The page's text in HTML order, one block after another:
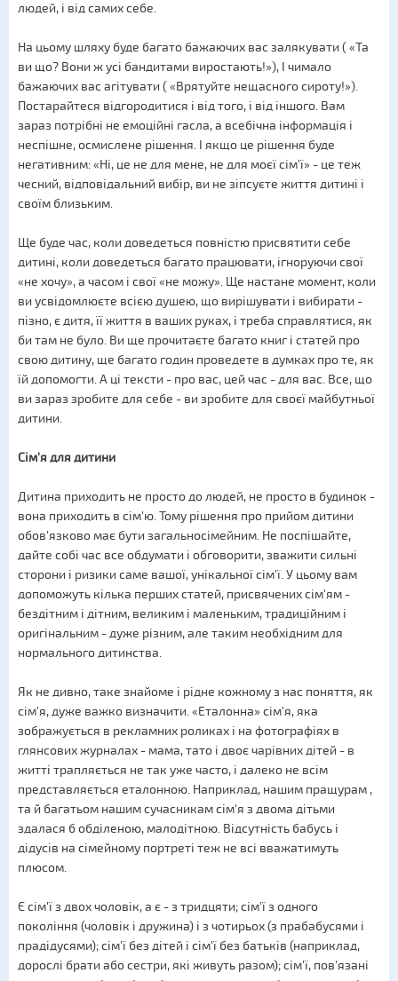
людей, і від самих себе.
На цьому шляху буде багато бажаючих вас залякувати ( «Та
ви що? Вони ж усі бандитами виростають!»), І чимало
бажаючих вас агітувати ( «Врятуйте нещасного сироту!»).
Постарайтеся відгородитися і від того, і від іншого. Вам
зараз потрібні не емоційні гасла, а всебічна інформація і
неспішне, осмислене рішення. І якщо це рішення буде
негативним: «Ні, це не для мене, не для моєї сім'ї» - це теж
чесний, відповідальний вибір, ви не зіпсуєте життя дитині і
своїм близьким.
Ще буде час, коли доведеться повністю присвятити себе
дитині, коли доведеться багато працювати, ігноруючи свої
«не хочу», а часом і свої «не можу». Ще настане момент, коли
ви усвідомлюєте всією душею, що вирішувати і вибирати -
пізно, є дитя, її життя в ваших руках, і треба справлятися, як
би там не було. Ви ще прочитаєте багато книг і статей про
свою дитину, ще багато годин проведете в думках про те, як
їй допомогти. А ці тексти - про вас, цей час - для вас. Все, що
ви зараз зробите для себе - ви зробите для своєї майбутньої
дитини.
Сім'я для дитини
Дитина приходить не просто до людей, не просто в будинок -
вона приходить в сім'ю. Тому рішення про прийом дитини
обов'язково має бути загальносімейним. Не поспішайте,
дайте собі час все обдумати і обговорити, зважити сильні
сторони і ризики саме вашої, унікальної сім'ї. У цьому вам
допоможуть кілька перших статей, присвячених сім'ям -
бездітним і дітним, великим і маленьким, традиційним і
оригінальним - дуже різним, але таким необхідним для
нормального дитинства.
Як не дивно, таке знайоме і рідне кожному з нас поняття, як
сім'я, дуже важко визначити. «Еталонна» сім'я, яка
зображується в рекламних роликах і на фотографіях в
глянсових журналах - мама, тато і двоє чарівних дітей - в
житті трапляється не так уже часто, і далеко не всім
представляється еталонною. Наприклад, нашим пращурам ,
та й багатьом нашим сучасникам сім'я з двома дітьми
здалася б обділеною, малодітною. Відсутність бабусь і
дідусів на сімейному портреті теж не всі вважатимуть
плюсом.
Є сім'ї з двох чоловік, а є - з тридцяти; сім'ї з одного
покоління (чоловік і дружина) і з чотирьох (з прабабусями і
прадідусями); сім'ї без дітей і сім'ї без батьків (наприклад,
дорослі брати або сестри, які живуть разом); сім'ї, пов'язані